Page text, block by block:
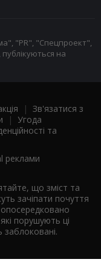
"PR", "Спецпроект",
на
| Зв'язатися з
| Угода
та
реклами
що зміст та
зачіпати почуття
порушують ці